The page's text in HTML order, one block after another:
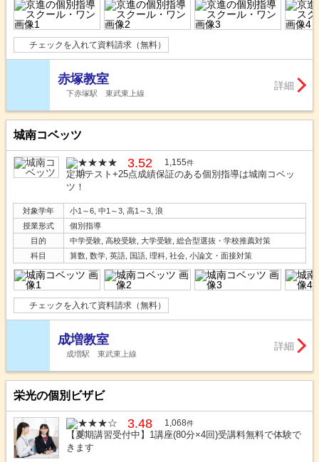
チェックを入れて資料請求（無料）
赤塚教室
下赤塚駅 東武東上線
詳細
城南コベッツ
3.52 1,155件
定期テスト+25点成績保証のある個別指導は城南コベッ
ツ！
対象学年
小1～6, 中1～3, 高1～3, 浪
授業形式
個別指導
目的
中学受験, 高校受験, 大学受験, 総合型選抜・学校推薦対策
科目
算数, 数学, 英語, 国語, 理科, 社会, 小論文・面接対策
チェックを入れて資料請求（無料）
成増教室
成増駅 東武東上線
詳細
栄光の個別ビザビ
3.48 1,068件
【夏期講習受付中】1講座(80分×4回)受講料無料で体験で
きます